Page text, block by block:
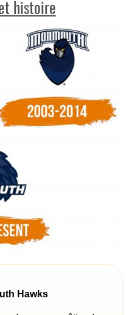
histoire
Hawks